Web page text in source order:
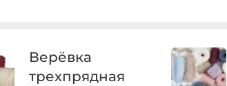
Верёвка
трехпрядная